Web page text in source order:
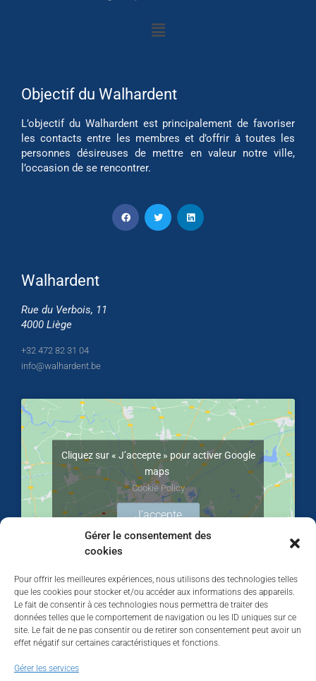
Gérer le consentement des
cookies
Pour offrir les meilleures expériences, nous utilisons des technologies telles
que les cookies pour stocker et/ou accéder aux informations des appareils.
Le fait de consentir à ces technologies nous permettra de traiter des
données telles que le comportement de navigation ou les ID uniques sur ce
site. Le fait de ne pas consentir ou de retirer son consentement peut avoir un
effet négatif sur certaines caractéristiques et fonctions.
Gérer les services
Objectif du Walhardent
L’objectif du Walhardent est principalement de favoriser
les contacts entre les membres et d’offrir à toutes les
personnes désireuses de mettre en valeur notre ville,
l’occasion de se rencontrer.
Walhardent
Rue du Verbois, 11
4000 Liège
+32 472 82 31 04
info@walhardent.be
Cliquez sur « J’accepte » pour activer Google
maps
Cookie Policy
J’accepte